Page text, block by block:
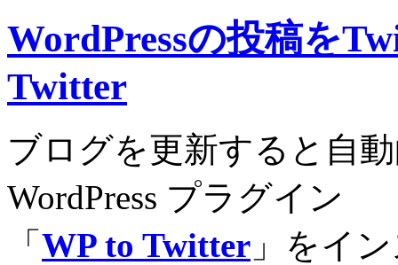
WordPressの投稿を
Twitter
ブログを更新すると自
WordPress プラグイン
「 WP to Twitter 」をイ